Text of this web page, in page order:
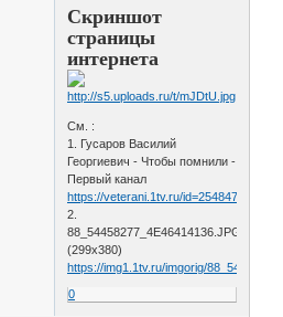
Скриншот
страницы
интернета
См. :
1. Гусаров Василий
Георгиевич - Чтобы помнили -
Первый канал
https://veterani.1tv.ru/id=2548471
2.
88_54458277_4E46414136.JPG
(299х380)
https://img1.1tv.ru/imgorig/
0